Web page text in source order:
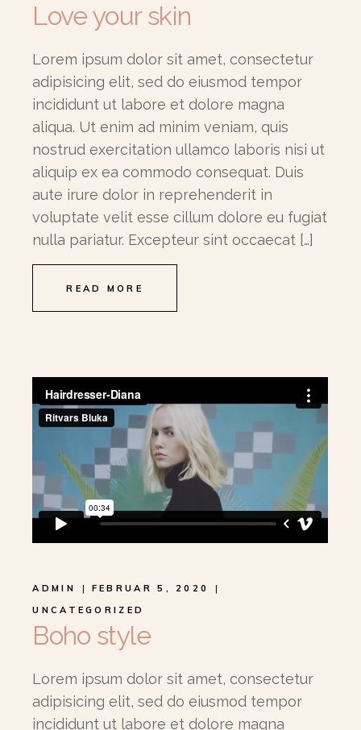
Love your skin
Lorem ipsum dolor sit amet, consectetur
adipisicing elit, sed do eiusmod tempor
incididunt ut labore et dolore magna
aliqua. Ut enim ad minim veniam, quis
nostrud exercitation ullamco laboris nisi ut
aliquip ex ea commodo consequat. Duis
aute irure dolor in reprehenderit in
voluptate velit esse cillum dolore eu fugiat
nulla pariatur. Excepteur sint occaecat […]
READ MORE
ADMIN
FEBRUAR 5, 2020
UNCATEGORIZED
Boho style
Lorem ipsum dolor sit amet, consectetur
adipisicing elit, sed do eiusmod tempor
incididunt ut labore et dolore magna